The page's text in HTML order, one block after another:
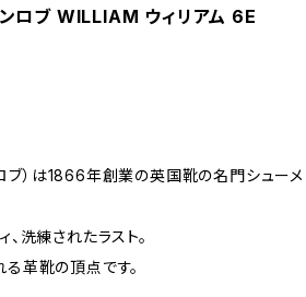
ロブ WILLIAM ウィリアム 6E
ブ）は1866年創業の英国靴の名門シューメ
洗練されたラスト。
革靴の頂点です。